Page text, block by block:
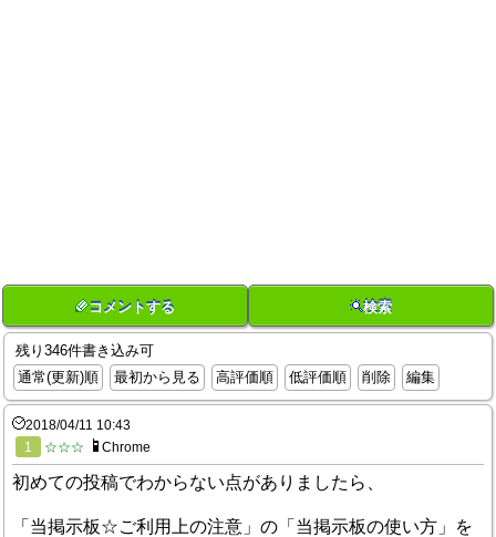
コメントする 検索
残り346件書き込み可
通常(更新)順
最初から見る 高評価順 低評価順 削除 編集
2018/04/11 10:43
1
☆☆☆ Chrome
初めての投稿でわからない点がありましたら、
「当掲示板☆ご利用上の注意」の「当掲示板の使い方」を